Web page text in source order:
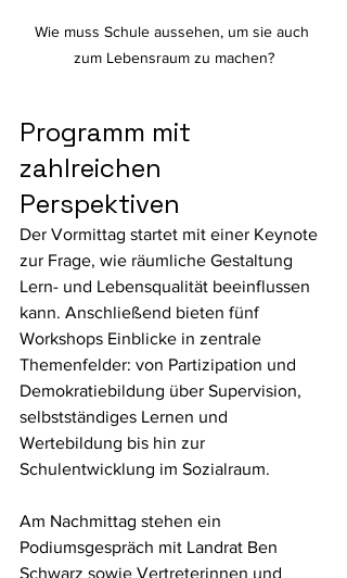
Wie muss Schule aussehen, um sie auch
zum Lebensraum zu machen?
Programm mit
zahlreichen
Perspektiven
Der Vormittag startet mit einer Keynote
zur Frage, wie räumliche Gestaltung
Lern- und Lebensqualität beeinflussen
kann. Anschließend bieten fünf
Workshops Einblicke in zentrale
Themenfelder: von Partizipation und
Demokratiebildung über Supervision,
selbstständiges Lernen und
Wertebildung bis hin zur
Schulentwicklung im Sozialraum.
Am Nachmittag stehen ein
Podiumsgespräch mit Landrat Ben
Schwarz sowie Vertreterinnen und